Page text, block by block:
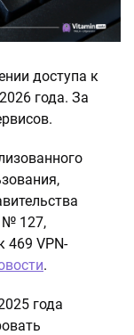
доступа к
года. За
№ 127,
469 VPN-
.
года